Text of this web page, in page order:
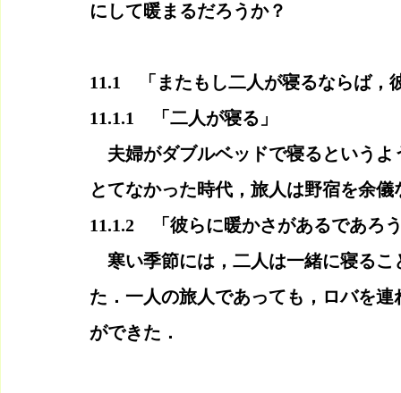
にして暖まるだろうか？
11.1　「またもし二人が寝るならば，
11.1.1　「二人が寝る」
夫婦がダブルベッドで寝るというよ
とてなかった時代，旅人は野宿を余儀
11.1.2　「彼らに暖かさがあるであ
寒い季節には，二人は一緒に寝るこ
た．一人の旅人であっても，ロバを
ができた．